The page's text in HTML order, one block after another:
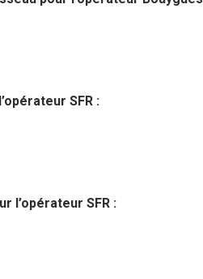
SFR :
l’opérateur SFR :